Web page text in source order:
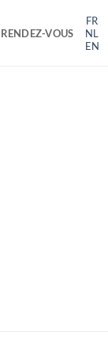
VOUS
FR
NL
EN